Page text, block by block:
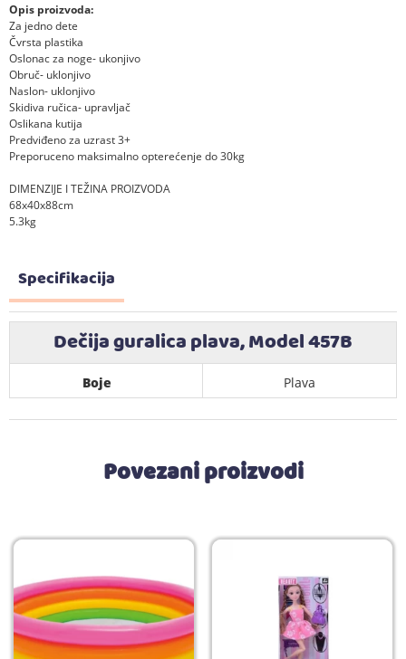
Opis proizvoda:
Za jedno dete
Čvrsta plastika
Oslonac za noge- ukonjivo
Obruč- uklonjivo
Naslon- uklonjivo
Skidiva ručica- upravljač
Oslikana kutija
Predviđeno za uzrast 3+
Preporuceno maksimalno opterećenje do 30kg
DIMENZIJE I TEŽINA PROIZVODA
68x40x88cm
5.3kg
Specifikacija
Dečija guralica plava, Model 457B
Boje Plava
Povezani proizvodi